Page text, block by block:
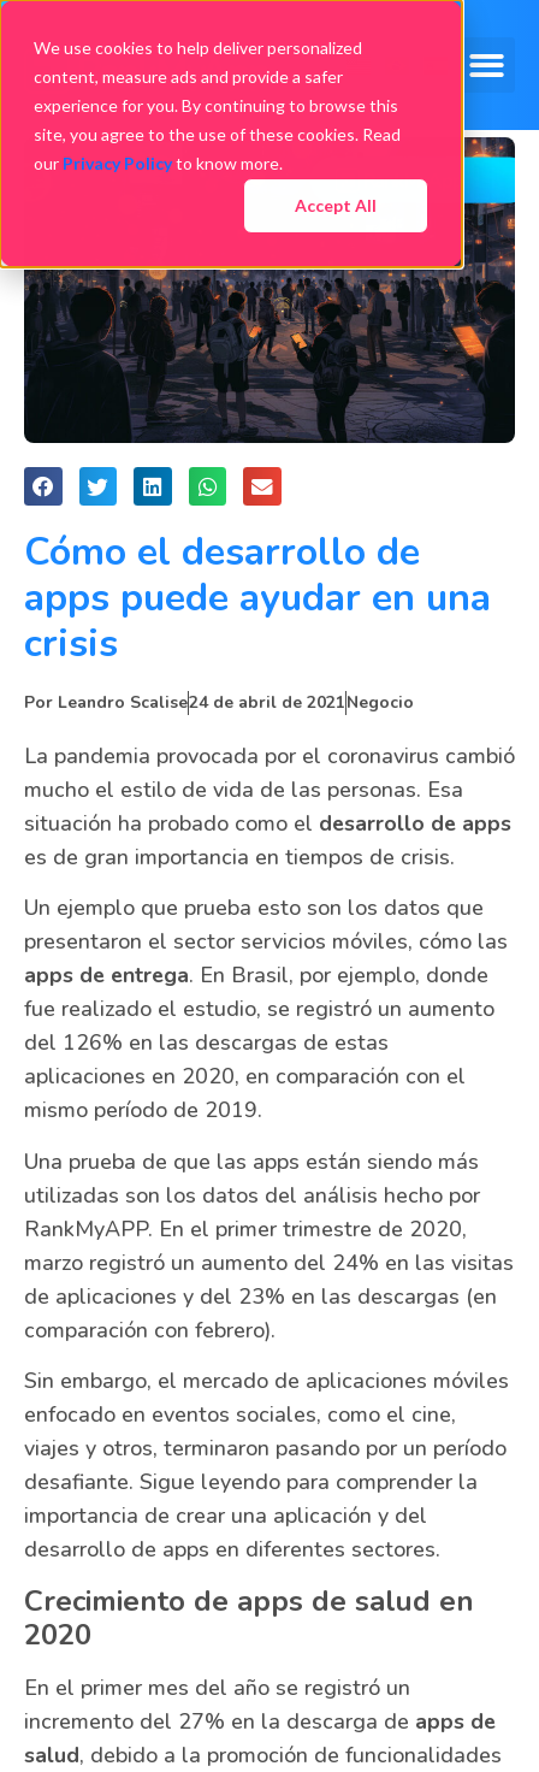
We use cookies to help deliver personalized
content, measure ads and provide a safer
experience for you. By continuing to browse this
site, you agree to the use of these cookies. Read
our Privacy Policyto know more.
Accept All
Cómo el desarrollo de
apps puede ayudar en una
crisis
Por Leandro Scalise24 de abril de 2021Negocio
La pandemia provocada por el coronavirus cambió
mucho el estilo de vida de las personas. Esa
situación ha probado como el desarrollo de apps
es de gran importancia en tiempos de crisis.
Un ejemplo que prueba esto son los datos que
presentaron el sector servicios móviles, cómo las
apps de entrega. En Brasil, por ejemplo, donde
fue realizado el estudio, se registró un aumento
del 126% en las descargas de estas
aplicaciones en 2020, en comparación con el
mismo período de 2019.
Una prueba de que las apps están siendo más
utilizadas son los datos del análisis hecho por
RankMyAPP. En el primer trimestre de 2020,
marzo registró un aumento del 24% en las visitas
de aplicaciones y del 23% en las descargas (en
comparación con febrero).
Sin embargo, el mercado de aplicaciones móviles
enfocado en eventos sociales, como el cine,
viajes y otros, terminaron pasando por un período
desafiante. Sigue leyendo para comprender la
importancia de crear una aplicación y del
desarrollo de apps en diferentes sectores.
Crecimiento de apps de salud en
2020
En el primer mes del año se registró un
incremento del 27% en la descarga de apps de
salud, debido a la promoción de funcionalidades